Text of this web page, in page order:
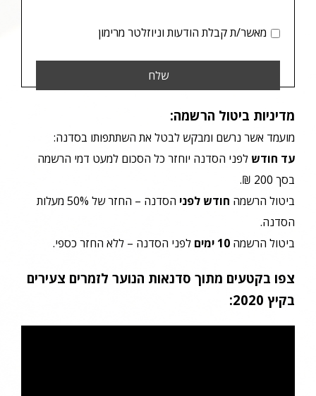
מאשר/ת קבלת הודעות וניוזלטר מרימון
מדיניות ביטול הרשמה:
מועמד אשר נרשם ומבקש לבטל את השתתפותו בסדנה:
עד חודש לפני הסדנה יוחזר כל הסכום למעט דמי הרשמה
בסך 200 ₪.
ביטול הרשמה חודש לפני
הסדנה – החזר של 50% מעלות
הסדנה.
ביטול הרשמה 10 ימים לפני הסדנה – ללא החזר כספי.
צפו בקטעים מתוך סדנאות הנוער לזמרים צעירים
בקיץ 2020: